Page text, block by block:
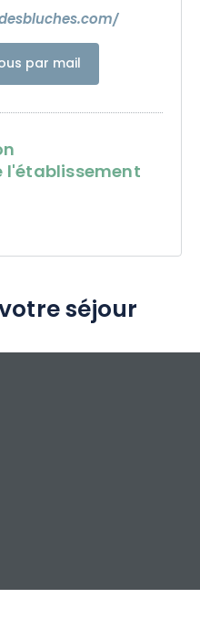
par mail
l'établissement
séjour